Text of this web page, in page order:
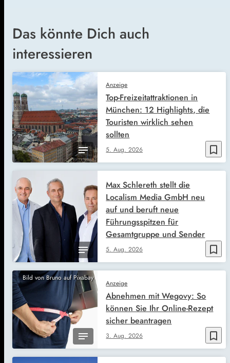
Das könnte Dich auch
interessieren
bookmark_border
Anzeige
5. Aug. 2026
Top-Freizeitattraktionen in
München: 12 Highlights, die
Touristen wirklich sehen
sollten
bookmark_border
5. Aug. 2026
Max Schlereth stellt die
Localism Media GmbH neu
auf und beruft neue
Führungsspitzen für
Gesamtgruppe und Sender
Bild von Bruno auf Pixabay
bookmark_border
Anzeige
3. Aug. 2026
Abnehmen mit Wegovy: So
können Sie Ihr Online-Rezept
sicher beantragen